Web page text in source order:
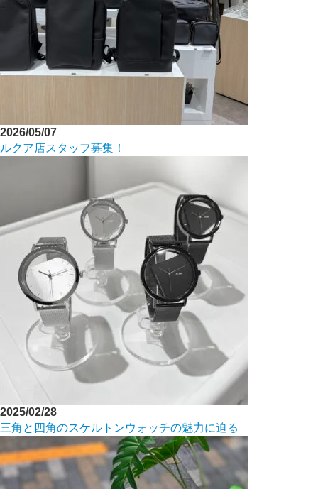
2026/05/07
ルクア店スタッフ募集！
2025/02/28
三角と四角のスケルトンウォッチの魅力に迫る